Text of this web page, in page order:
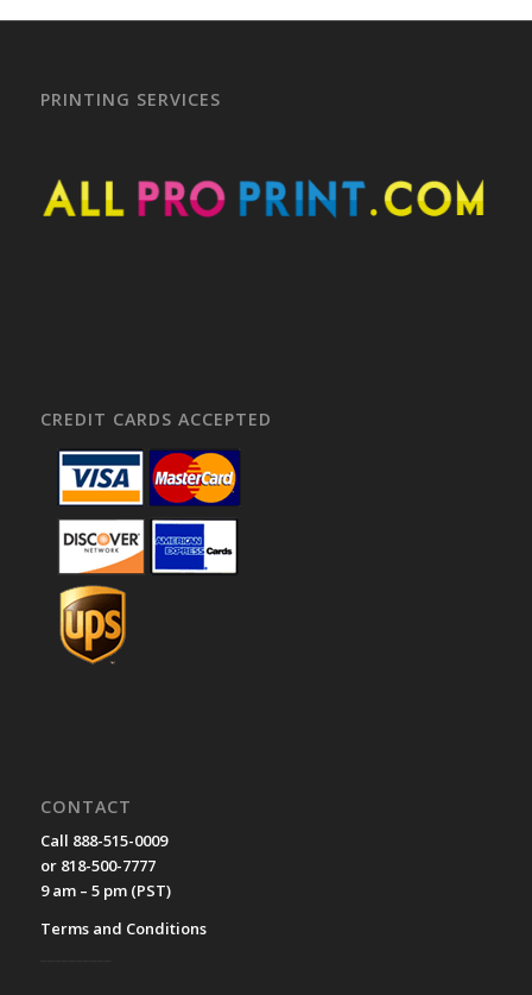
PRINTING SERVICES
CREDIT CARDS ACCEPTED
CONTACT
Call 888-515-0009
or 818-500-7777
9 am – 5 pm (PST)
Terms and Conditions